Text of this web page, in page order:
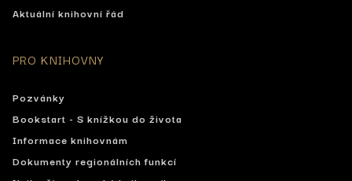
Aktuální knihovní řád
PRO KNIHOVNY
Pozvánky
Bookstart - S knížkou do života
Informace knihovnám
Dokumenty regionálních funkcí